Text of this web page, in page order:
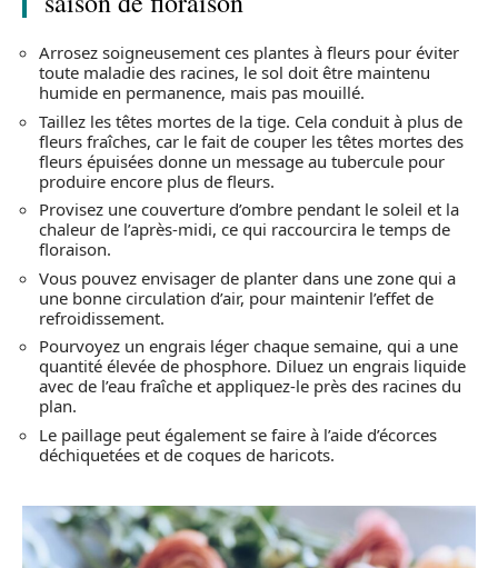
Arrosez soigneusement ces plantes à fleurs pour éviter
toute maladie des racines, le sol doit être maintenu
humide en permanence, mais pas mouillé.
Taillez les têtes mortes de la tige. Cela conduit à plus de
fleurs fraîches, car le fait de couper les têtes mortes des
fleurs épuisées donne un message au tubercule pour
produire encore plus de fleurs.
Provisez une couverture d’ombre pendant le soleil et la
chaleur de l’après-midi, ce qui raccourcira le temps de
floraison.
Vous pouvez envisager de planter dans une zone qui a
une bonne circulation d’air, pour maintenir l’effet de
refroidissement.
Pourvoyez un engrais léger chaque semaine, qui a une
quantité élevée de phosphore. Diluez un engrais liquide
avec de l’eau fraîche et appliquez-le près des racines du
plan.
Le paillage peut également se faire à l’aide d’écorces
déchiquetées et de coques de haricots.